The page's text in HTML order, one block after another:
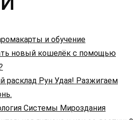
и обучение
новый кошелёк с помощью
расклад Рун Удая! Разжигаем
Системы Мироздания